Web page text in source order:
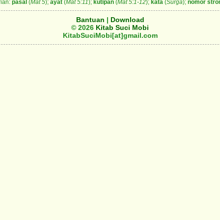
pasal (Mat 5); ayat(Mat 5:11); kutipan(Mat 5:1-12); kata(Surga); nomor
Bantuan | Download
© 2026 Kitab Suci Mobi
KitabSuciMobi[at]gmail.com